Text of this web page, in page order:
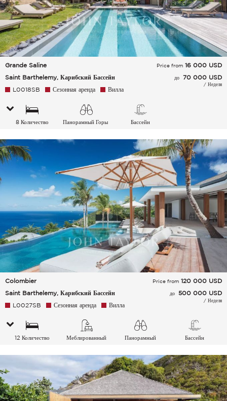
Grande Saline
Saint Barthelemy, Карибский Бассейн
Price from 16 000 USD
до 70 000 USD
/ Неделя
L0018SB Сезонная аренда Вилла
8 Количество
Панорамный Горы Бассейн
Colombier
Saint Barthelemy, Карибский Бассейн
Price from 120 000 USD
до 500 000 USD
/ Неделя
L0027SB Сезонная аренда Вилла
12 Количество
Меблированный Панорамный Бассейн